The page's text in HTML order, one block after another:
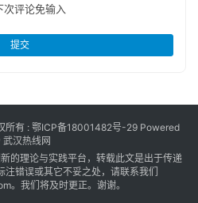
评论免输入
提交
所有 : 鄂ICP备18001482号-29 Powered
武汉热线网
的理论与实践平台，转载此文是出于传递
错误或其它不妥之处，请联系我们
。我们将及时更正。谢谢。